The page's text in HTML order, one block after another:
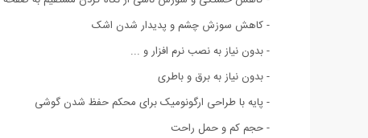
- کاهش سوزش چشم و پدیدار شدن اشک
- بدون نیاز به نصب نرم افزار و ...
- بدون نیاز به برق و باطری
- پایه با طراحی ارگونومیک برای محکم حفظ شدن گوشی
- حجم کم و حمل راحت